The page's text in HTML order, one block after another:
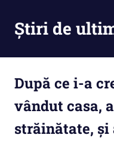
contentȘtiri de
la
curent
După ce i-a
vândut casa,
străinătate, și